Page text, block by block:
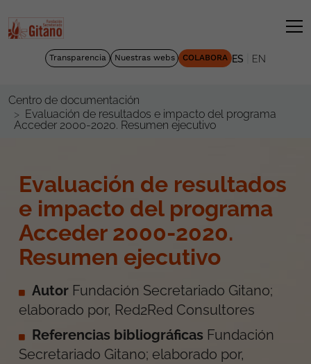
Transparencia Nuestras webs COLABORA ES EN
Centro de documentación
Evaluación de resultados e impacto del programa
Acceder 2000-2020. Resumen ejecutivo
Evaluación de resultados
e impacto del programa
Acceder 2000-2020.
Resumen ejecutivo
Autor Fundación Secretariado Gitano;
elaborado por, Red2Red Consultores
Referencias bibliográficas Fundación
Secretariado Gitano; elaborado por,